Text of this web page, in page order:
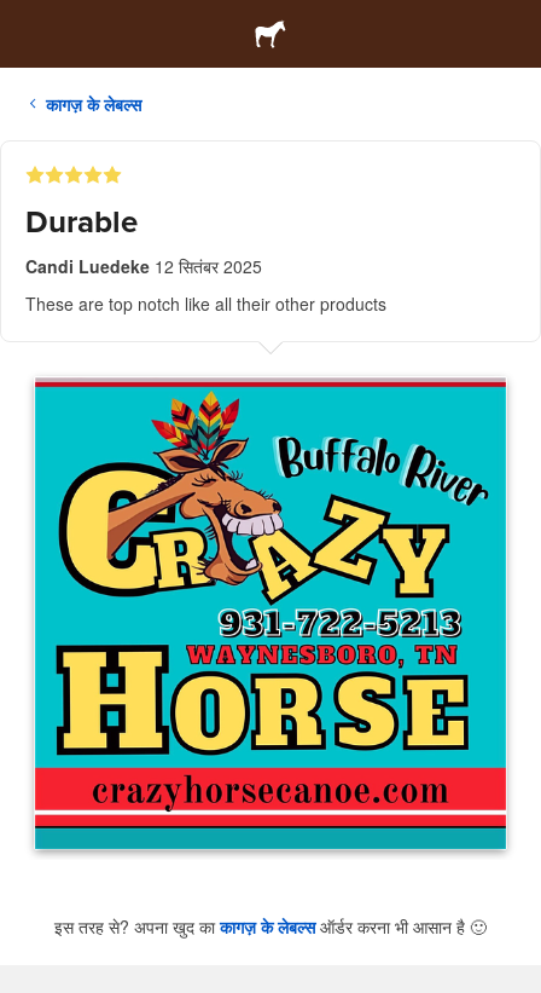
कागज़ के लेबल्स
Durable
Candi Luedeke 12 सितंबर 2025
These are top notch like all their other products
इस तरह से? अपना खुद काकागज़ के लेबल्सऑर्डर करना भी आसान है 🙂